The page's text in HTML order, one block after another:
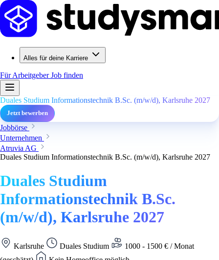
Alles für deine Karriere
Für ArbeitgeberJob finden
Duales Studium Informationstechnik B.Sc. (m/w/d), Karlsruhe 2027
Jetzt bewerben
Jobbörse
Unternehmen
Atruvia AG
Duales Studium Informationstechnik B.Sc. (m/w/d), Karlsruhe 2027
Duales Studium
Informationstechnik B.Sc.
(m/w/d), Karlsruhe 2027
Karlsruhe Duales Studium
1000 - 1500 € / Monat